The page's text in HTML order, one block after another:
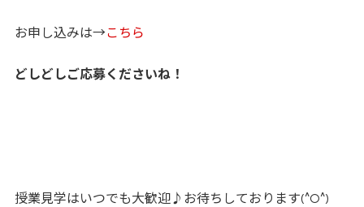
お申し込みは→こちら
どしどしご応募くださいね！
授業見学はいつでも大歓迎♪お待ちしております(^O^)